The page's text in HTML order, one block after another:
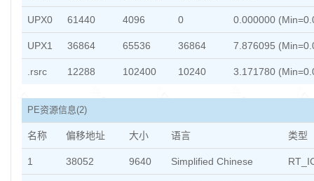
UPX0 61440 4096 0 0.000000
UPX1 36864 65536 36864 7.876095
.rsrc 12288 102400 10240 3.171780
PE资源信息(2)
名称 偏移地址 大小 语言 类型
1 38052 9640 Simplified Chinese